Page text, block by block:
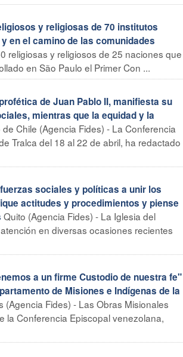
y religiosas de 70 institutos
en el camino de las comunidades
religiosas y religiosos de 25 naciones que
en São Paulo el Primer Con ...
de Juan Pablo II, manifiesta su
mientras que la equidad y la
Chile (Agencia Fides) - La Conferencia
Tralca del 18 al 22 de abril, ha redactado
sociales y políticas a unir los
actitudes y procedimientos y piense
Quito (Agencia Fides) - La Iglesia del
en diversas ocasiones recientes
a un firme Custodio de nuestra fe"
de Misiones e Indígenas de la
(Agencia Fides) - Las Obras Misionales
la Conferencia Episcopal venezolana,